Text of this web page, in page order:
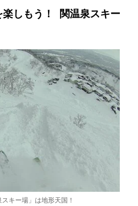
楽しもう！ 関温泉スキー
スキー場」は地形天国！